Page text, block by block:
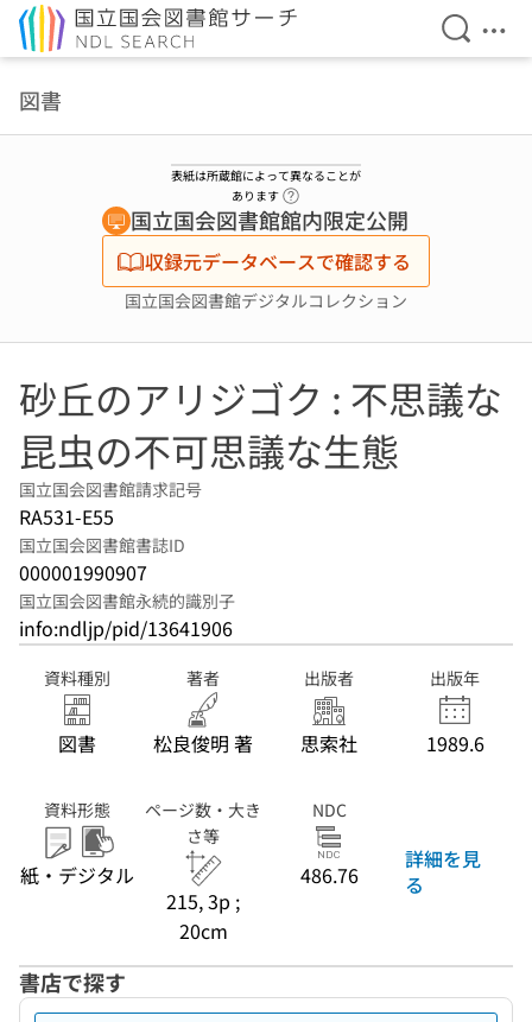
検索を
メ
図書
表紙は所蔵館によって異なることが
あります
国立国会図書館館内限定公開
収録元データベースで確認する
国立国会図書館デジタルコレクション
砂丘のアリジゴク : 不思議な
昆虫の不可思議な生態
国立国会図書館請求記号
RA531-E55
国立国会図書館書誌ID
000001990907
国立国会図書館永続的識別子
info:ndljp/pid/13641906
資料種別
図書
著者
松良俊明 著
出版者
思索社
出版年
1989.6
資料形態
紙・デジタル
ページ数・大き
さ等
215, 3p ;
20cm
NDC
486.76
詳細を見
る
書店で探す